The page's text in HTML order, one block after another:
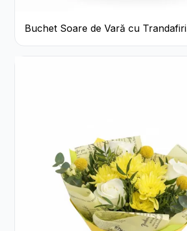
Buchet Soare de Vară cu Trandafiri
Galbeni și Crizanteme Albe